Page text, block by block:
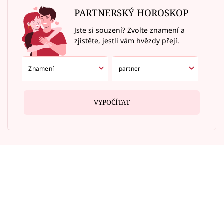
PARTNERSKÝ HOROSKOP
Jste si souzení? Zvolte znamení a
zjistěte, jestli vám hvězdy přejí.
VYPOČÍTAT